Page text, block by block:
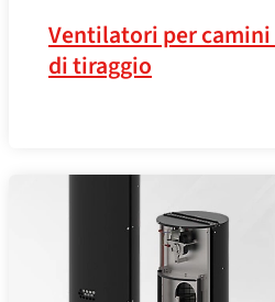
Ventilatori per
di tiraggio